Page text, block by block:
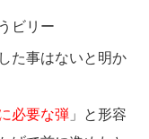
ビリー
た事はないと明か
必要な弾 」と形容